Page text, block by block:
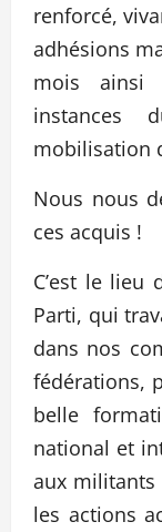
renforcé,
adhésions
mois ainsi
instances
mobilisation
Nous nous
ces acquis !
C’est le lieu
Parti, qui
dans nos
fédérations,
belle
national et
aux militants
les actions